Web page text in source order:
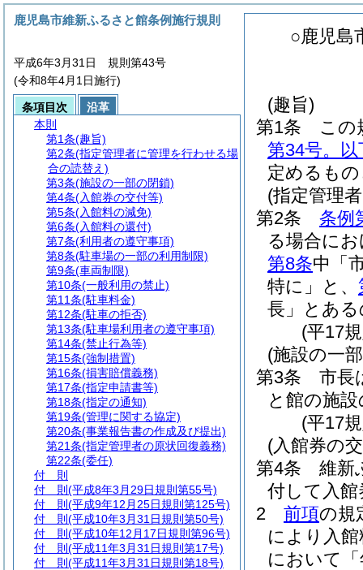
○鹿児島
(趣旨)
第1条
この
第34号。
定めるも
(指定管理
第2条
条例
る場合に
第8条中「
特に」と、
長」とあ
(平17
(施設の一
第3条
市長
と館の施
(平17
(入館券の
第4条
維新
付して入
2
前項の規
により入
において
鹿児島市維新ふるさと館条例施行規則
平成6年3月31日 規則第43号
(令和8年4月1日施行)
条項目次
沿革
本則
第1条(趣旨)
第2条(指定管理者に管理を行わせる場
合の読替え)
第3条(施設の一部の閉鎖)
第4条(入館券の交付等)
第5条(入館料の減免)
第6条(入館料の還付)
第7条(利用者の遵守事項)
第8条(駐車場の一部の利用制限)
第9条(車両制限)
第10条(一般利用の禁止)
第11条(駐車料金)
第12条(駐車の拒否)
第13条(駐車場利用者の遵守事項)
第14条(禁止行為等)
第15条(強制措置)
第16条(損害賠償義務)
第17条(指定申請書等)
第18条(指定の通知)
第19条(管理に関する協定)
第20条(事業報告書の作成及び提出)
第21条(指定管理者の原状回復義務)
第22条(委任)
付 則
付 則 (平成8年3月29日規則第55号)
付 則 (平成9年12月25日規則第125号)
付 則 (平成10年3月31日規則第50号)
付 則 (平成10年12月17日規則第96号)
付 則 (平成11年3月31日規則第17号)
付 則 (平成11年3月31日規則第18号)